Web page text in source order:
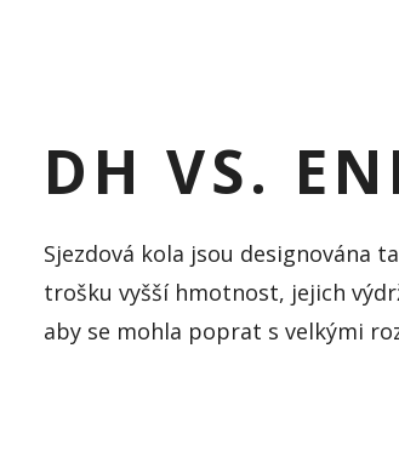
DH VS.
Sjezdová kola jsou designována
trošku vyšší hmotnost, jejich
aby se mohla poprat s velkými